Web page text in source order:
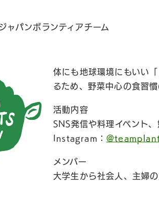
ャパンボランティアチーム
体にも地球環境にもいい
るため、野菜中心の食習慣
活動内容
SNS発信や料理イベント、
Instagram：
メンバー
大学生から社会人、主婦